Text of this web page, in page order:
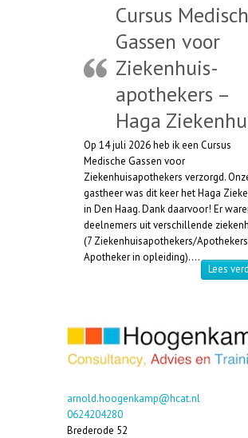
Cursus
Gassen voor
Ziekenhuis-
apothekers –
Haga
Op 14 juli 2026 heb ik een Cursus
Medische Gassen voor
Ziekenhuisapothekers verzorgd.
gastheer was dit keer het Haga
in Den Haag. Dank daarvoor! Er
deelnemers uit verschillende
(7 Ziekenhuisapothekers/
Apotheker in opleiding).…
Lees
arnold.hoogenkamp@hcat.nl
0624204280
Brederode 52